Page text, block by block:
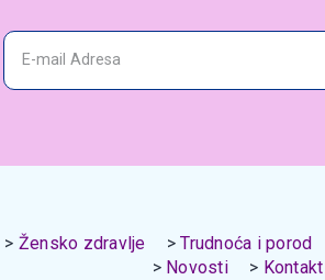
Žensko zdravlje Trudnoća i porod
Novosti
Kontakt